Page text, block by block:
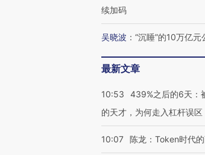
续加码
吴晓波 ： “沉睡”的10万亿元
最新文章
10:53
439%之后的6天：
的天才，为何走入杠杆误区
10:07 陈龙：Token时代